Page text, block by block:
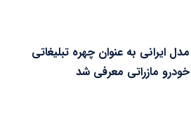
مدل ایرانی به عنوان چهره تبلیغاتی
خودرو مازراتی معرفی شد